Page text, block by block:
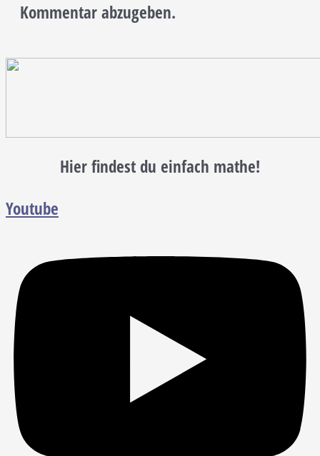
Kommentar abzugeben.
Hier findest du einfach mathe!
Youtube